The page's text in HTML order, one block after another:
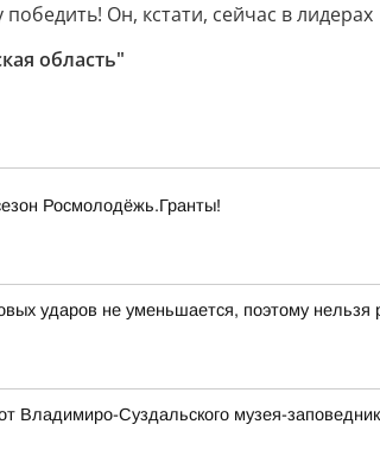
Он, кстати, сейчас в лидерах
область"
Росмолодёжь.Гранты!
ударов не уменьшается, поэтому нельзя
Владимиро-Суздальского музея-